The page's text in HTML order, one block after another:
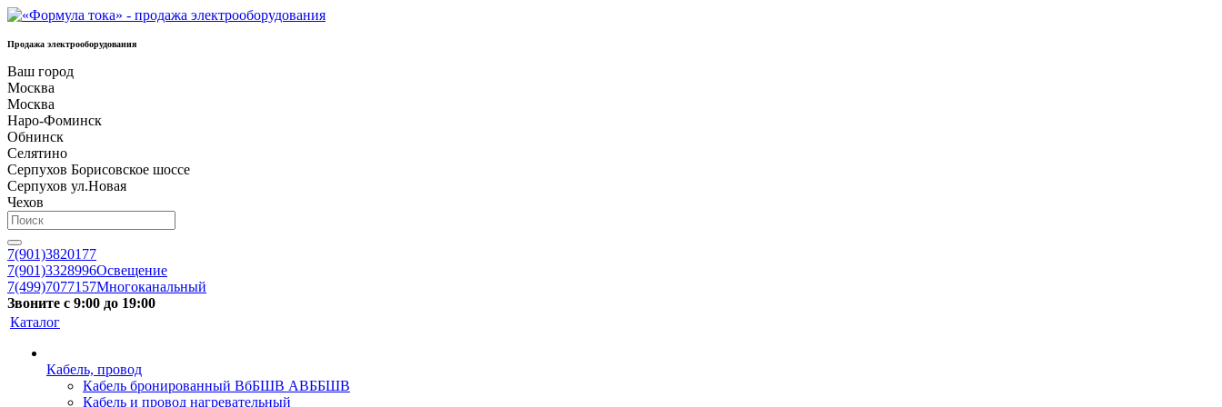
Продажа электрооборудования
Ваш город
Москва
Москва
Наро-Фоминск
Обнинск
Селятино
Серпухов Борисовское шоссе
Серпухов ул.Новая
Чехов
7(901)3820177
7(901)3328996Освещение
7(499)7077157Многоканальный
Звоните с 9:00 до 19:00
Каталог
Кабель, провод
Кабель бронированный ВбБШВ АВББШВ
Кабель и провод нагревательный